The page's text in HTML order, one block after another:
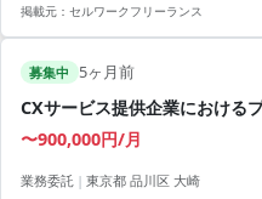
掲載元： セルワークフリーランス
募集中 5ヶ月前
CXサービス提供企業における
〜900,000円/月
業務委託 | 東京都 品川区 大崎